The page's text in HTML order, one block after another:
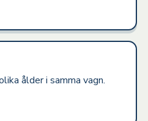
ålder i samma vagn.